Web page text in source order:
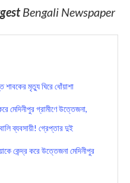
Bengali Newspaper
মৃত্যু ঘিরে ধোঁয়াশা
গ্রামীণে উত্তেজনা,
ব্যবসায়ী! গ্রেপ্তার দুই
কেন্দ্র করে উত্তেজনা মেদিনীপুর